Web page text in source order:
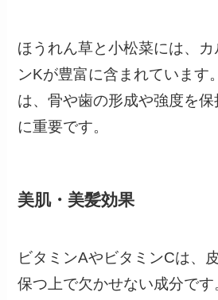
ほうれん草と小松菜には、カ
ンKが豊富に含まれています
は、骨や歯の形成や強度を
に重要です。
美肌・美髪効果
ビタミンAやビタミンCは、
保つ上で欠かせない成分で